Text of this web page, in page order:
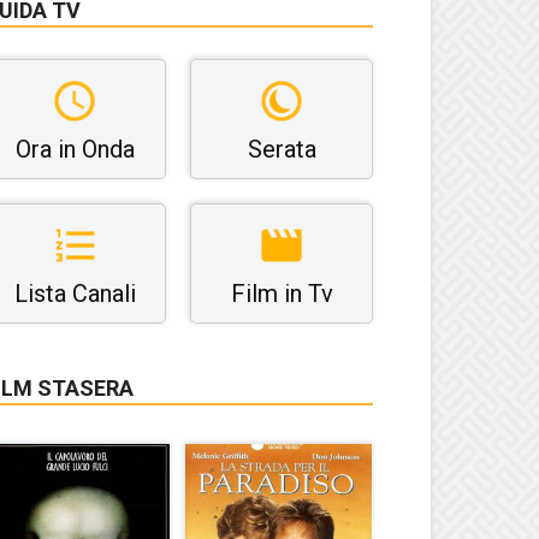
TV
Ora in Onda Serata
Lista Canali Film in Tv
STASERA